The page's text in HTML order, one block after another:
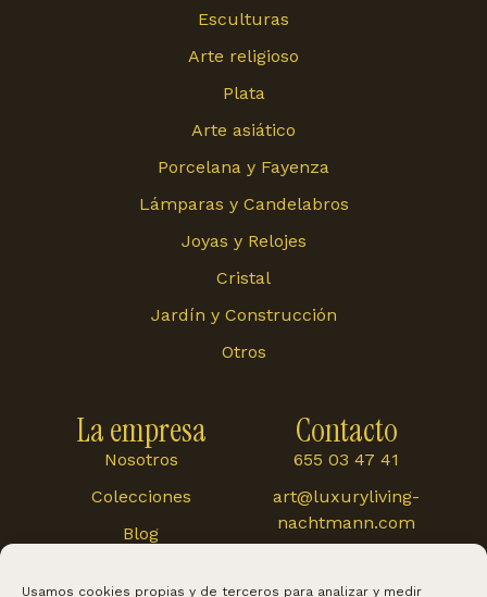
Usamos cookies propias y de terceros para analizar y medir
La empresa
Nosotros
Colecciones
Blog
Contacto
655 03 47 41
art@luxuryliving-
nachtmann.com
Cártama 48, 29120,
Esculturas
Arte religioso
Plata
Arte asiático
Porcelana y Fayenza
Lámparas y Candelabros
Joyas y Relojes
Cristal
Jardín y Construcción
Otros